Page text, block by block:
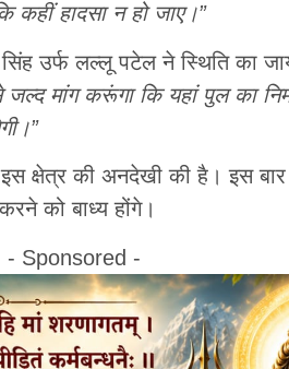
कहीं हादसा न हो जाए।”
उर्फ लल्लू पटेल ने स्थिति का
मांग करूंगा कि यहां पुल का
क्षेत्र की अनदेखी की है। इस बार
को बाध्य होंगे।
- Sponsored -